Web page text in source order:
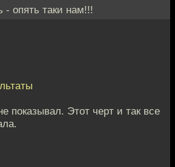
- опять таки нам!!!
показывал. Этот черт и так все